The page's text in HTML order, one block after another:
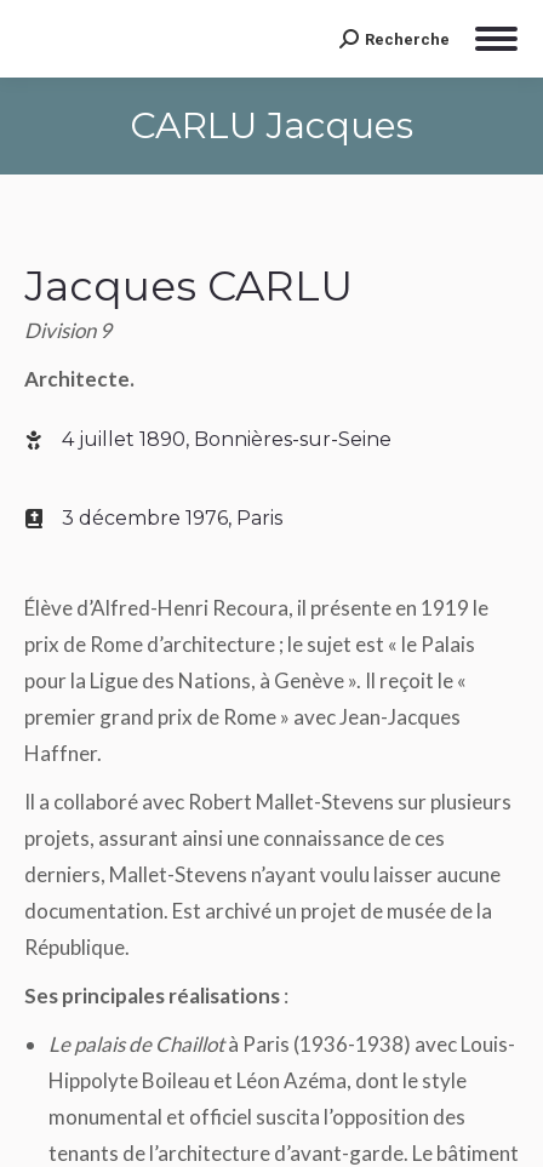
Search:
Recherche
CARLU Jacques
Jacques CARLU
Division 9
Architecte.
4 juillet 1890, Bonnières-sur-Seine
3 décembre 1976, Paris
Élève d’Alfred-Henri Recoura, il présente en 1919 le
prix de Rome d’architecture ; le sujet est « le Palais
pour la Ligue des Nations, à Genève ». Il reçoit le «
premier grand prix de Rome » avec Jean-Jacques
Haffner.
Il a collaboré avec Robert Mallet-Stevens sur plusieurs
projets, assurant ainsi une connaissance de ces
derniers, Mallet-Stevens n’ayant voulu laisser aucune
documentation. Est archivé un projet de musée de la
République.
Ses principales réalisations:
Le palais de Chaillotà Paris (1936-1938) avec Louis-
Hippolyte Boileau et Léon Azéma, dont le style
monumental et officiel suscita l’opposition des
tenants de l’architecture d’avant-garde. Le bâtiment